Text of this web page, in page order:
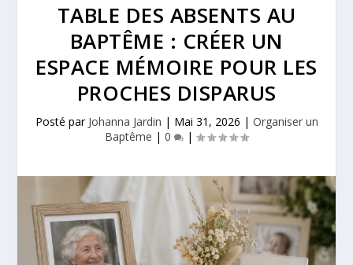
TABLE DES ABSENTS AU
BAPTÊME : CRÉER UN
ESPACE MÉMOIRE POUR LES
PROCHES DISPARUS
Posté par Johanna Jardin | Mai 31, 2026 | Organiser un
Baptême | 0 |